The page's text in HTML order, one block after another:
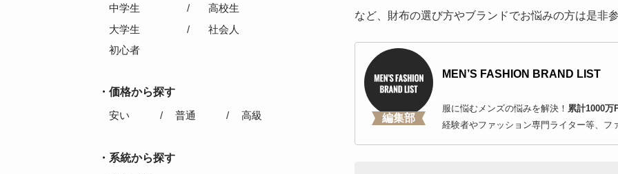
など、財布の選び方やブランドでお悩みの方は是非
編集部
MEN’S FASHION BRAND LIST
服に悩むメンズの悩みを解決！ 累計1000万
経験者やファッション専門ライター等、フ
中学生
高校生
大学生
社会人
初心者
価格から探す
安い
普通 高級
系統から探す